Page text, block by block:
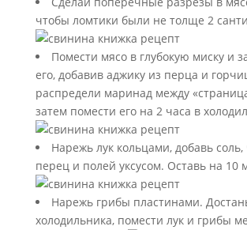
чтобы ломтики были не толще 2
Помести мясо в глубокую миску и
его, добавив аджику из перца и
распредели маринад между
затем помести его на 2 часа в
Нарежь лук кольцами, добавь
перец и полей уксусом. Оставь на 10
Нарежь грибы пластинами.
холодильника, помести лук и грибы